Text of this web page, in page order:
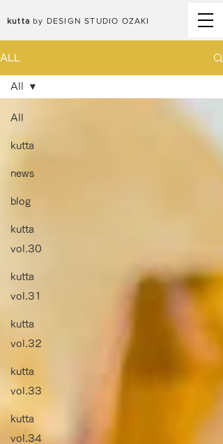
kutta by DESIGN STUDIO OZAKI
ALL
All
kutta
news
blog
kutta
vol.30
kutta
vol.31
kutta
vol.32
kutta
vol.33
kutta
vol.34
All